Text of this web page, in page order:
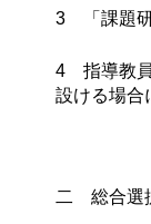
3 「課題研
4 指導教員
設ける場合
二 総合選